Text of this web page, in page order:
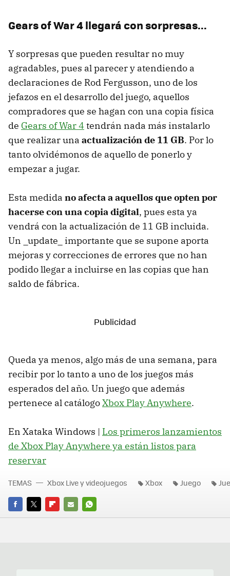
Gears of War 4 llegará con sorpresas...
Y sorpresas que pueden resultar no muy
agradables, pues al parecer y atendiendo a
declaraciones de Rod Fergusson, uno de los
jefazos en el desarrollo del juego, aquellos
compradores que se hagan con una copia física
de Gears of War 4 tendrán nada más instalarlo
que realizar una actualización de 11 GB. Por lo
tanto olvidémonos de aquello de ponerlo y
empezar a jugar.
Esta medida no afecta a aquellos que opten por
hacerse con una copia digital, pues esta ya
vendrá con la actualización de 11 GB incluida.
Un _update_ importante que se supone aporta
mejoras y correcciones de errores que no han
podido llegar a incluirse en las copias que han
saldo de fábrica.
Queda ya menos, algo más de una semana, para
recibir por lo tanto a uno de los juegos más
esperados del año. Un juego que además
pertenece al catálogoXbox Play Anywhere.
En Xataka Windows | Los primeros lanzamientos
de Xbox Play Anywhere ya están listos para
reservar
FACEBOOK
TWITTERFLIPBOARD
E-
WHATSAPP
TEMAS Xbox Live y videojuegos Xbox Juego